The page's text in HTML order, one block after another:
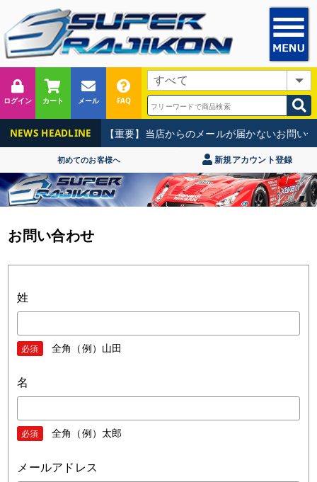
ログイン カート メール FAQ
NEWS HEADLINE 【重要】当店からのメールが届かないお問い
初めてのお客様へ 新規アカウント登録
お問い合わせ
姓
必須 全角（例）山田
名
必須 全角（例）太郎
メールアドレス